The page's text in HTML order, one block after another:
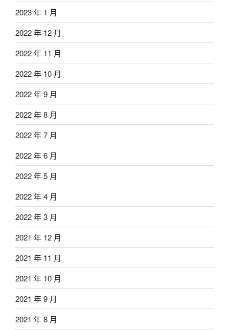
2023 年 1 月
2022 年 12 月
2022 年 11 月
2022 年 10 月
2022 年 9 月
2022 年 8 月
2022 年 7 月
2022 年 6 月
2022 年 5 月
2022 年 4 月
2022 年 3 月
2021 年 12 月
2021 年 11 月
2021 年 10 月
2021 年 9 月
2021 年 8 月